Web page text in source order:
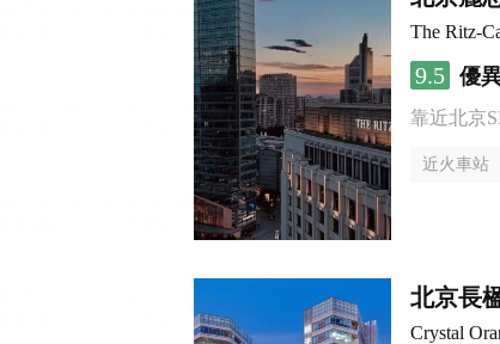
The Ritz-
9.5 優
靠近北京
近火車站
北京長
Crystal